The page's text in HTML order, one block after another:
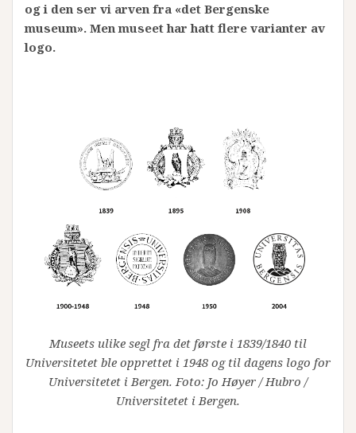
og i den ser vi arven fra «det Bergenske
museum». Men museet har hatt flere varianter av
logo.
Museets ulike segl fra det første i 1839/1840 til
Universitetet ble opprettet i 1948 og til dagens logo for
Universitetet i Bergen. Foto: Jo Høyer / Hubro /
Universitetet i Bergen.